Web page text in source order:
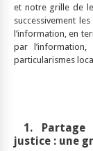
et notre grille de
successivement
l’information, en
par l’information,
particularismes
1. Partage
justice : une